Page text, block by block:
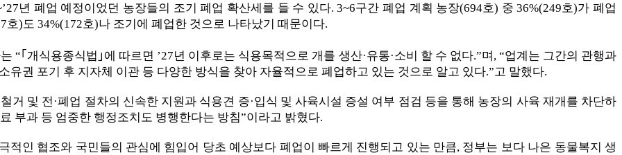
년 폐업 예정이었던 농장들의 조기 폐업 확산세를 들 수 있다. 3~6구간 폐업 계획 농장(694호) 중 36%(249호)가 폐업
)도 34%(172호)나 조기에 폐업한 것으로 나타났기 때문이다.
“｢개식용종식법｣에 따르면 ’27년 이후로는 식용목적으로 개를 생산·유통·소비 할 수 없다.”며, “업계는 그간의 관행과
유권 포기 후 지자체 이관 등 다양한 방식을 찾아 자율적으로 폐업하고 있는 것으로 알고 있다.”고 말했다.
거 및 전·폐업 절차의 신속한 지원과 식용견 증·입식 및 사육시설 증설 여부 점검 등을 통해 농장의 사육 재개를 차단하
부과 등 엄중한 행정조치도 병행한다는 방침”이라고 밝혔다.
적인 협조와 국민들의 관심에 힘입어 당초 예상보다 폐업이 빠르게 진행되고 있는 만큼, 정부는 보다 나은 동물복지 생